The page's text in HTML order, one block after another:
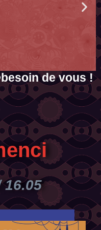
de vous !
que cette édition ne soit pas
16.05